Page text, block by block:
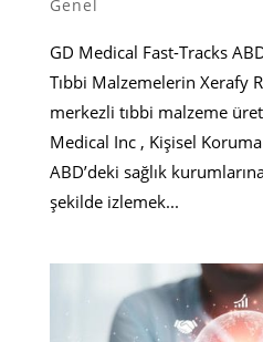
Genel
GD Medical Fast-Tracks
Tıbbi Malzemelerin Xerafy
merkezli tıbbi malzeme
Medical Inc , Kişisel Koruma
ABD’deki sağlık kurumlarına
şekilde izlemek...